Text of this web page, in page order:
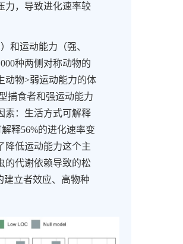
力，导致进化速率较
和运动能力（强、
种两侧对称动物的
动物>弱运动能力的体
捕食者和强运动能力
素：生活方式可解释
释56%的进化速率变
降低运动能力这个主
的代谢依赖导致的松
建立者效应、高物种